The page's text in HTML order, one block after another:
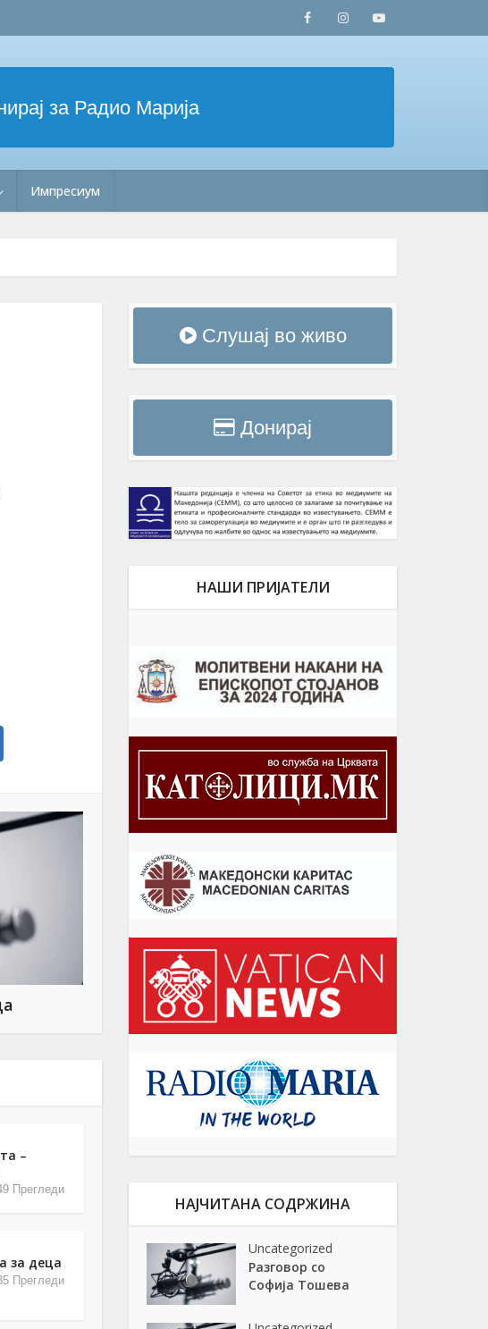
за Радио Марија
Импресиум
–
Прегледи
за деца
Прегледи
Слушај во живо
Донирај
НАШИ ПРИЈАТЕЛИ
НАЈЧИТАНА СОДРЖИНА
Uncategorized
Разговор со
Софија Тошева